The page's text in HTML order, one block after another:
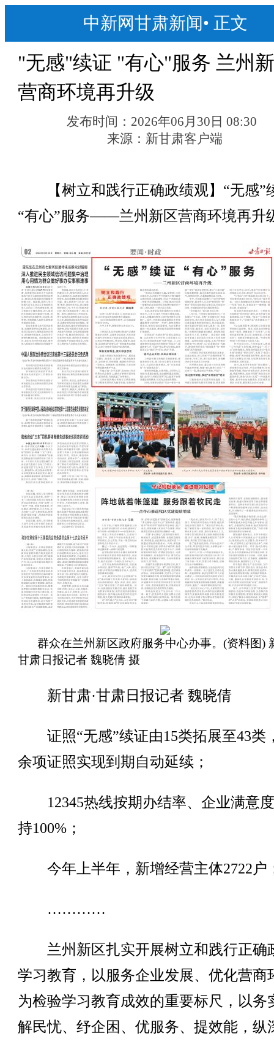
中新网甘肃新闻• 正文
"无感"续证 "有心"服务 兰州
营商环境再升级
发布时间： 2026年06月30日 08:30
来源： 新甘肃客户端
【树立和践行正确政绩观】“无感”
“有心”服务——兰州新区营商环境再升
群众在兰州新区政府服务中心办事。(资料图)
甘肃日报记者 魏晓倩 摄
新甘肃·甘肃日报记者 魏晓倩
证照“无感”续证由15类拓展至43类
余项证照实现到期自动延续；
12345热线按期办结率、企业满意
持100%；
今年上半年，新增经营主体2722户
…………
兰州新区扎实开展树立和践行正确
学习教育，以服务企业发展、优化营商
为检验学习教育成效的重要标尺，以务
解民忧、纾企困、优服务、提效能，纵